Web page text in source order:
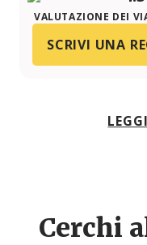
VALUTAZIONE DEI
SCRIVI UNA
Cerchi